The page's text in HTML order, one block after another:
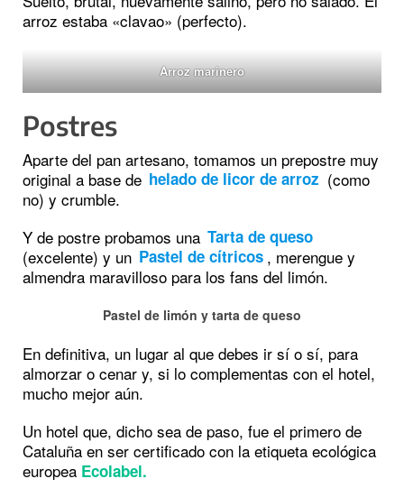
arroz estaba «clavao» (perfecto).
Arroz marinero
Postres
Aparte del pan artesano, tomamos un prepostre muy
original a base de helado de licor de arroz (como
no) y crumble.
Y de postre probamos una Tarta de queso
(excelente) y un Pastel de cítricos , merengue y
almendra maravilloso para los fans del limón.
Pastel de limón y tarta de queso
En definitiva, un lugar al que debes ir sí o sí, para
almorzar o cenar y, si lo complementas con el hotel,
mucho mejor aún.
Un hotel que, dicho sea de paso, fue el primero de
Cataluña en ser certificado con la etiqueta ecológica
europea Ecolabel.